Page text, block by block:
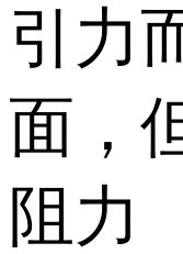
引力
面，
阻力